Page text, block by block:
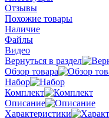
Отзывы
Похожие товары
Наличие
Файлы
Видео
Вернуться в раздел
Обзор товара
Набор
Комплект
Описание
Характеристики